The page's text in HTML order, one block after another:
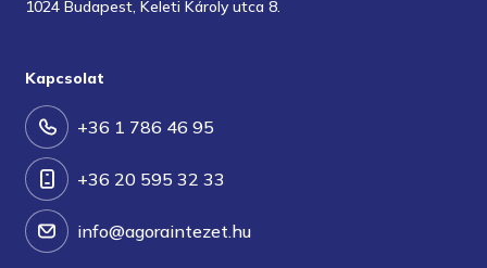
1024 Budapest, Keleti Károly utca 8.
Kapcsolat
+36 1 786 46 95
+36 20 595 32 33
info@agoraintezet.hu